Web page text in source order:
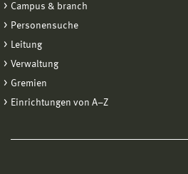
Campus & branch
Personensuche
Leitung
Verwaltung
Gremien
Einrichtungen von A−Z